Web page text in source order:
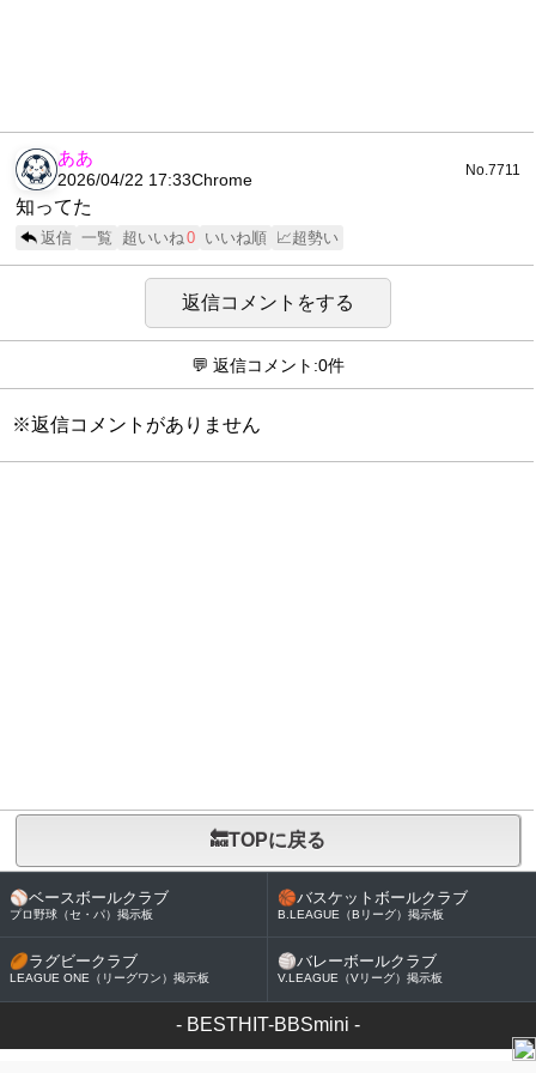
ああ
2026/04/22 17:33Chrome
No.7711
知ってた
返信 一覧 超いいね0 いいね順 📈超勢い
返信コメントをする
💬 返信コメント:0件
※返信コメントがありません
🔙TOPに戻る
⚾ベースボールクラブ
プロ野球（セ・パ）掲示板
🏀バスケットボールクラブ
B.LEAGUE（Bリーグ）掲示板
🏉ラグビークラブ
LEAGUE ONE（リーグワン）掲示板
🏐バレーボールクラブ
V.LEAGUE（Vリーグ）掲示板
- BESTHIT-BBSmini -